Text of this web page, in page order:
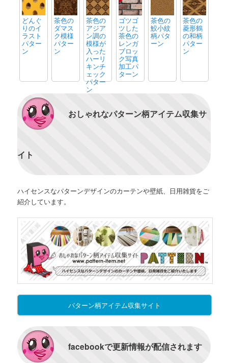
どんぐ
りのイ
ラスト
パター
ン
茶色の
ダマス
ク模様
パター
ン
茶色の
アジア
ン調の
模様が
入った
ハーリ
キンチ
ェック
パター
ン
ゴツゴ
ツした
茶色の
レンガ
ブロッ
ク写真
加工パ
ターン
茶色の
鮫小紋
柄パタ
ーン
茶色の
菱形鶴
の和柄
パター
ン
おしゃれなパターン柄アイテム収集サ
イト
ハイセンスなパターンデザインのカーテンや壁紙、日用雑貨をご
紹介しています。
パターン柄アイテム収集サイト
facebookで更新情報が配信されます